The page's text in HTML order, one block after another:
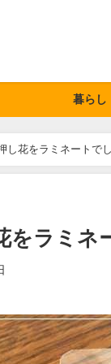
暮らし
し花をラミネートで
をラミ